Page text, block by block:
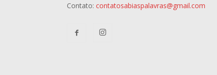
Contato: contatosabiaspalavras@gmail.com